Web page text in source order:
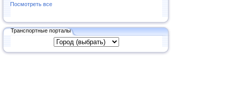
Посмотреть все
Транспортные порталы